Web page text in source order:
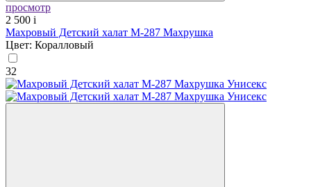
просмотр
2 500 i
Махровый Детский халат М-287 Махрушка
Цвет: Коралловый
32